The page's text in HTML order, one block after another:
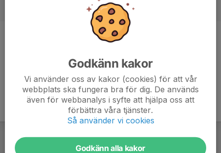
Godkänn kakor
Vi använder oss av kakor (cookies) för att vår
webbplats ska fungera bra för dig. De används
även för webbanalys i syfte att hjälpa oss att
förbättra våra tjänster.
Så använder vi cookies
Godkänn alla kakor